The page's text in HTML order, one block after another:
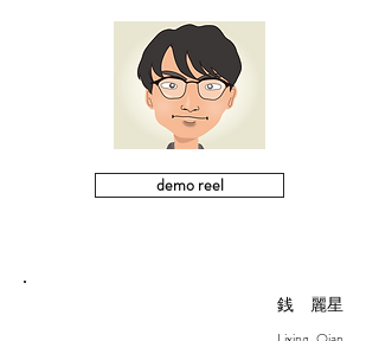
demo reel
銭 麗星